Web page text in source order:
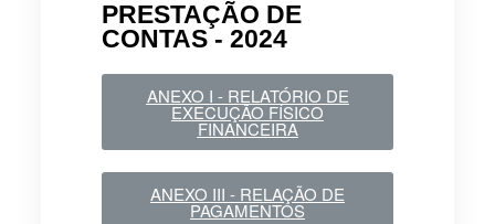
PRESTAÇÃO DE
CONTAS - 2024
ANEXO I - RELATÓRIO DE
EXECUÇÃO FÍSICO
FINANCEIRA
ANEXO III - RELAÇÃO DE
PAGAMENTOS